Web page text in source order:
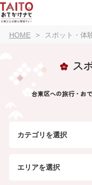
HOME スポット・体
ス
台東区への旅行・お
カテゴリを選択
エリアを選択